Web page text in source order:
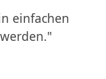
einfachen